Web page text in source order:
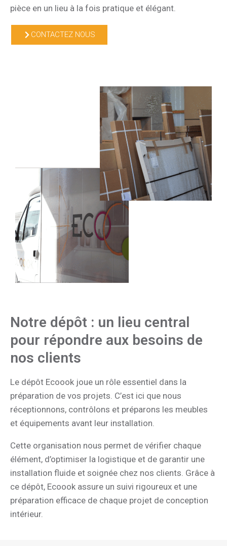
pièce en un lieu à la fois pratique et élégant.
CONTACTEZ NOUS
Notre dépôt : un lieu central
pour répondre aux besoins de
nos clients
Le dépôt Ecoook joue un rôle essentiel dans la
préparation de vos projets. C’est ici que nous
réceptionnons, contrôlons et préparons les meubles
et équipements avant leur installation.
Cette organisation nous permet de vérifier chaque
élément, d’optimiser la logistique et de garantir une
installation fluide et soignée chez nos clients. Grâce à
ce dépôt, Ecoook assure un suivi rigoureux et une
préparation efficace de chaque projet de conception
intérieur.